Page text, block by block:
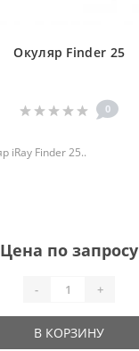
Окуляр Finder 25
0
iRay Finder 25..
Цена по запросу
- +
В КОРЗИНУ